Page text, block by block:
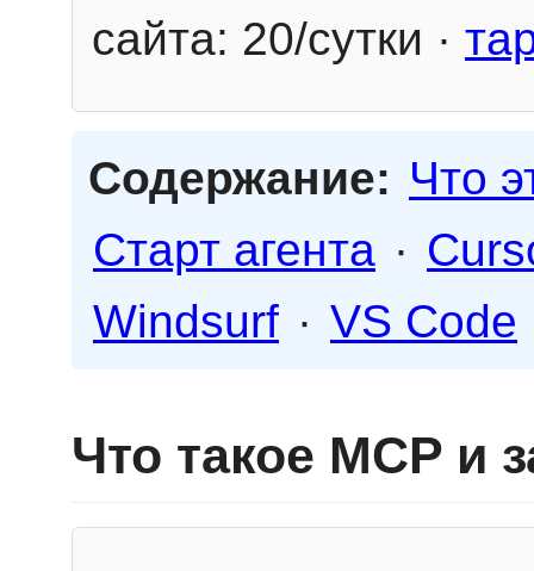
сайта: 20/сутки ·
Содержание: Что
Старт агента ·
Windsurf · VS Code
Что такое MCP и